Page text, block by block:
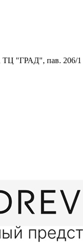
ТЦ "ГРАД", пав. 206/1